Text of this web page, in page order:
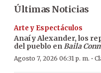
Últimas Noticias
Arte y Espectáculos
Anaí y Alexander, los
del pueblo enBaila
Agosto 7, 2026 06:31 p. m. ·